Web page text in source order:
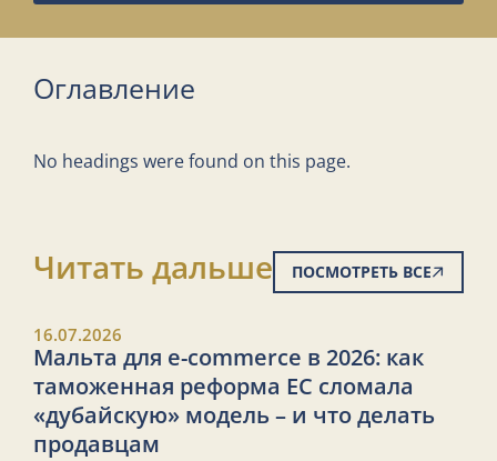
Оглавление
No headings were found on this page.
Читать дальше ПОСМОТРЕТЬ ВСЕ
16.07.2026
Мальта для e-commerce в 2026: как
таможенная реформа ЕС сломала
«дубайскую» модель – и что делать
продавцам